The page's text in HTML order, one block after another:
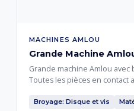
MACHINES AMLOU
Grande Machine
Grande machine Amlou
Toutes les pièces en contact
d'arachides et de pistaches.
Broyage: Disque et vis